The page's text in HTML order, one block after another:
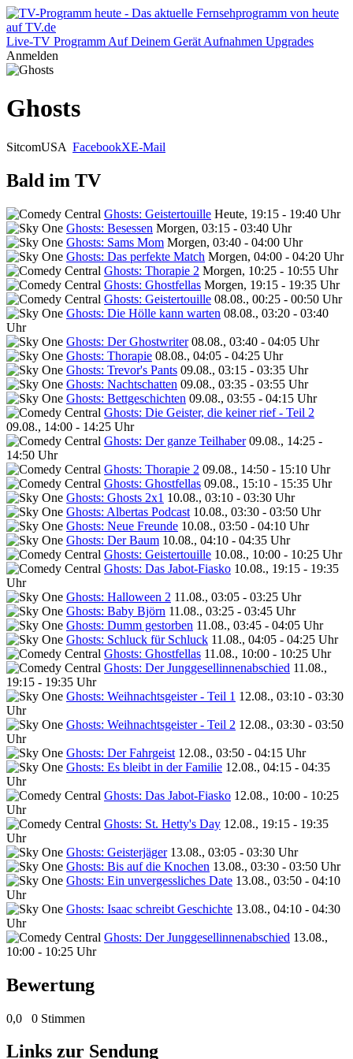
Live-TV Programm Auf Deinem Gerät Aufnahmen Upgrades
Anmelden
Ghosts
SitcomUSA FacebookXE-Mail
Bald im TV
Ghosts: Geistertouille Heute, 19:15 - 19:40 Uhr
Ghosts: Besessen Morgen, 03:15 - 03:40 Uhr
Ghosts: Sams Mom Morgen, 03:40 - 04:00 Uhr
Ghosts: Das perfekte Match Morgen, 04:00 - 04:20 Uhr
Ghosts: Thorapie 2 Morgen, 10:25 - 10:55 Uhr
Ghosts: Ghostfellas Morgen, 19:15 - 19:35 Uhr
Ghosts: Geistertouille 08.08., 00:25 - 00:50 Uhr
Ghosts: Die Hölle kann warten 08.08., 03:20 - 03:40
Uhr
Ghosts: Der Ghostwriter 08.08., 03:40 - 04:05 Uhr
Ghosts: Thorapie 08.08., 04:05 - 04:25 Uhr
Ghosts: Trevor's Pants 09.08., 03:15 - 03:35 Uhr
Ghosts: Nachtschatten 09.08., 03:35 - 03:55 Uhr
Ghosts: Bettgeschichten 09.08., 03:55 - 04:15 Uhr
Ghosts: Die Geister, die keiner rief - Teil 2
09.08., 14:00 - 14:25 Uhr
Ghosts: Der ganze Teilhaber 09.08., 14:25 -
14:50 Uhr
Ghosts: Thorapie 2 09.08., 14:50 - 15:10 Uhr
Ghosts: Ghostfellas 09.08., 15:10 - 15:35 Uhr
Ghosts: Ghosts 2x1 10.08., 03:10 - 03:30 Uhr
Ghosts: Albertas Podcast 10.08., 03:30 - 03:50 Uhr
Ghosts: Neue Freunde 10.08., 03:50 - 04:10 Uhr
Ghosts: Der Baum 10.08., 04:10 - 04:35 Uhr
Ghosts: Geistertouille 10.08., 10:00 - 10:25 Uhr
Ghosts: Das Jabot-Fiasko 10.08., 19:15 - 19:35
Uhr
Ghosts: Halloween 2 11.08., 03:05 - 03:25 Uhr
Ghosts: Baby Björn 11.08., 03:25 - 03:45 Uhr
Ghosts: Dumm gestorben 11.08., 03:45 - 04:05 Uhr
Ghosts: Schluck für Schluck 11.08., 04:05 - 04:25 Uhr
Ghosts: Ghostfellas 11.08., 10:00 - 10:25 Uhr
Ghosts: Der Junggesellinnenabschied 11.08.,
19:15 - 19:35 Uhr
Ghosts: Weihnachtsgeister - Teil 1 12.08., 03:10 - 03:30
Uhr
Ghosts: Weihnachtsgeister - Teil 2 12.08., 03:30 - 03:50
Uhr
Ghosts: Der Fahrgeist 12.08., 03:50 - 04:15 Uhr
Ghosts: Es bleibt in der Familie 12.08., 04:15 - 04:35
Uhr
Ghosts: Das Jabot-Fiasko 12.08., 10:00 - 10:25
Uhr
Ghosts: St. Hetty's Day 12.08., 19:15 - 19:35
Uhr
Ghosts: Geisterjäger 13.08., 03:05 - 03:30 Uhr
Ghosts: Bis auf die Knochen 13.08., 03:30 - 03:50 Uhr
Ghosts: Ein unvergessliches Date 13.08., 03:50 - 04:10
Uhr
Ghosts: Isaac schreibt Geschichte 13.08., 04:10 - 04:30
Uhr
Ghosts: Der Junggesellinnenabschied 13.08.,
10:00 - 10:25 Uhr
Bewertung
0,0 0 Stimmen
Links zur Sendung